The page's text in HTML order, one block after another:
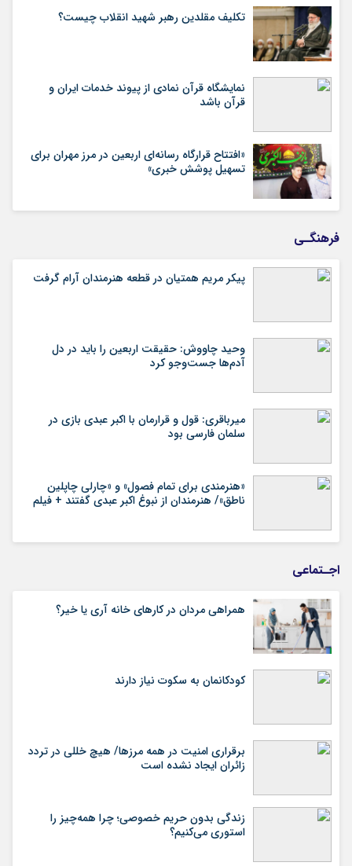
تکلیف مقلدین رهبر شهید انقلاب چیست؟
نمایشگاه قرآن نمادی از پیوند خدمات ایران و
قرآن باشد
«افتتاح قرارگاه رسانه‌ای اربعین در مرز مهران برای
تسهیل پوشش خبری»
فرهنگـی
پیکر مریم همتیان در قطعه هنرمندان آرام گرفت
وحید چاووش: حقیقت اربعین را باید در دل
آدم‌ها جست‌وجو کرد
میرباقری: قول و قرارمان با اکبر عبدی بازی در
سلمان فارسی بود
«هنرمندی برای تمام فصول» و «چارلی چاپلین
ناطق»/ هنرمندان از نبوغ اکبر عبدی گفتند + فیلم
اجـتماعی
همراهی مردان در کارهای خانه آری یا خیر؟
کودکانمان به سکوت نیاز دارند
برقراری امنیت در همه مرزها/ هیچ‌ خللی در تردد
زائران ایجاد نشده است
زندگی بدون حریم خصوصی؛ چرا همه‌چیز را
استوری می‌کنیم؟